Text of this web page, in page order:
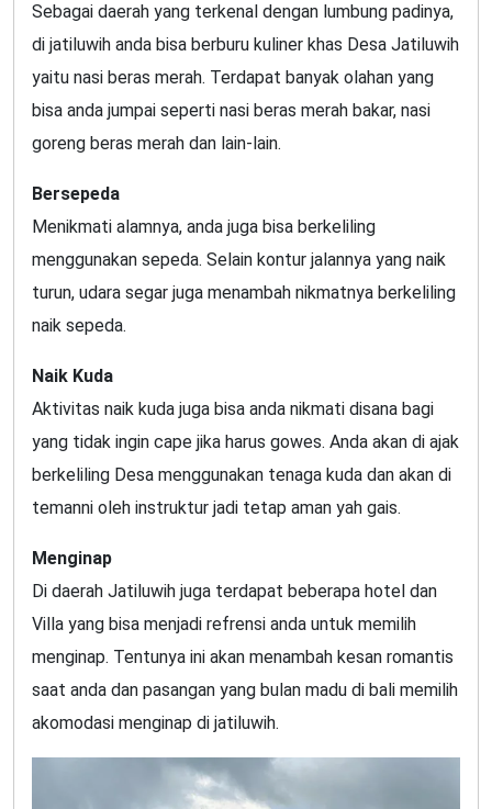
Sebagai daerah yang terkenal dengan lumbung padinya,
di jatiluwih anda bisa berburu kuliner khas Desa Jatiluwih
yaitu nasi beras merah. Terdapat banyak olahan yang
bisa anda jumpai seperti nasi beras merah bakar, nasi
goreng beras merah dan lain-lain.
Bersepeda
Menikmati alamnya, anda juga bisa berkeliling
menggunakan sepeda. Selain kontur jalannya yang naik
turun, udara segar juga menambah nikmatnya berkeliling
naik sepeda.
Naik Kuda
Aktivitas naik kuda juga bisa anda nikmati disana bagi
yang tidak ingin cape jika harus gowes. Anda akan di ajak
berkeliling Desa menggunakan tenaga kuda dan akan di
temanni oleh instruktur jadi tetap aman yah gais.
Menginap
Di daerah Jatiluwih juga terdapat beberapa hotel dan
Villa yang bisa menjadi refrensi anda untuk memilih
menginap. Tentunya ini akan menambah kesan romantis
saat anda dan pasangan yang bulan madu di bali memilih
akomodasi menginap di jatiluwih.